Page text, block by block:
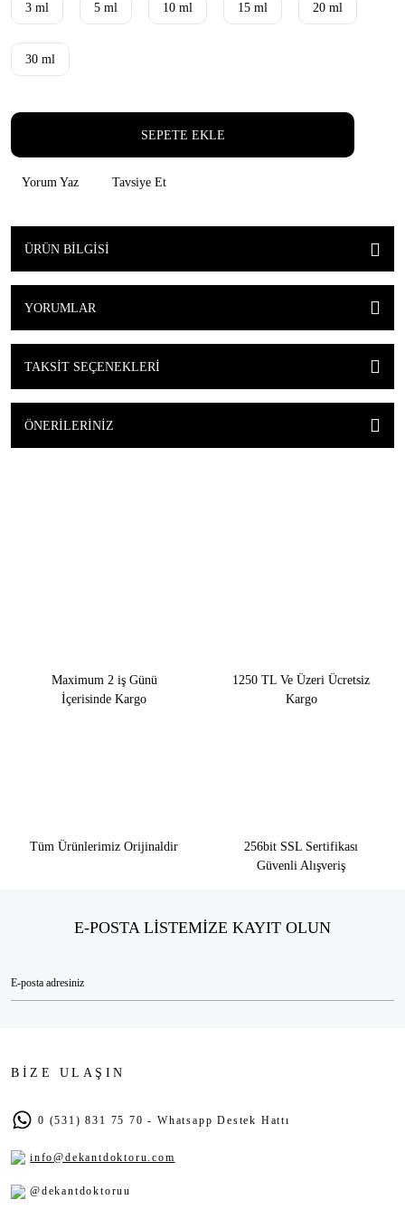
3 ml 5 ml 10 ml 15 ml 20 ml
30 ml
SEPETE EKLE
Yorum Yaz Tavsiye Et
ÜRÜN BILGISI
YORUMLAR
TAKSIT SEÇENEKLERI
ÖNERILERINIZ
Maximum 2 iş Günü
İçerisinde Kargo
1250 TL Ve Üzeri Ücretsiz
Kargo
Tüm Ürünlerimiz Orijinaldir
256bit SSL Sertifikası
Güvenli Alışveriş
E-POSTA LİSTEMİZE KAYIT OLUN
BİZE ULAŞIN
0 (531) 831 75 70 - Whatsapp Destek Hattı
info@dekantdoktoru.com
@dekantdoktoruu